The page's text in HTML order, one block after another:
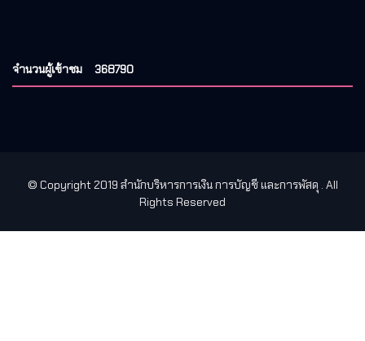
จำนวนผู้เข้าชม 368790
© Copyright 2019 สำนักบริหารการเงิน การบัญชี และการพัสดุ . All
Rights Reserved